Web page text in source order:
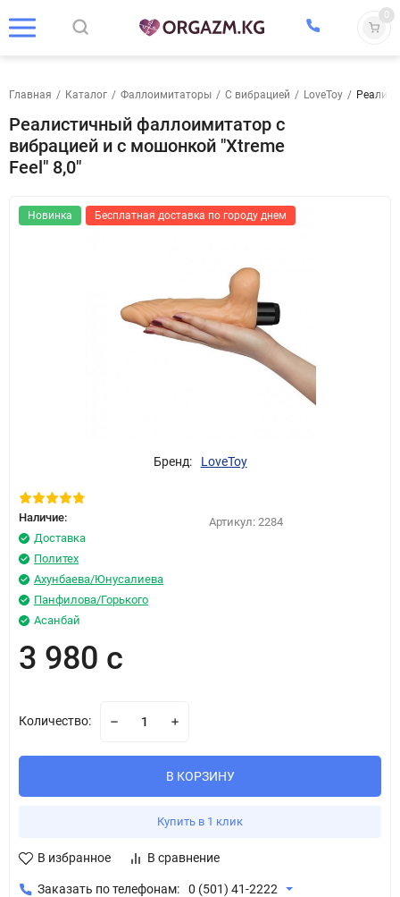
0
Главная / Каталог / Фаллоимитаторы / С вибрацией / LoveToy /
Реалистичный фаллоимитатор с
вибрацией и с мошонкой "Xtreme
Feel" 8,0"
Новинка Бесплатная доставка по городу днем
Бренд: LoveToy
Наличие:
Доставка
Политех
Ахунбаева/Юнусалиева
Панфилова/Горького
Асанбай
Артикул: 2284
3 980 с
Количество:
В КОРЗИНУ
Купить в 1 клик
В избранное В сравнение
Заказать по телефонам: 0 (501) 41-2222